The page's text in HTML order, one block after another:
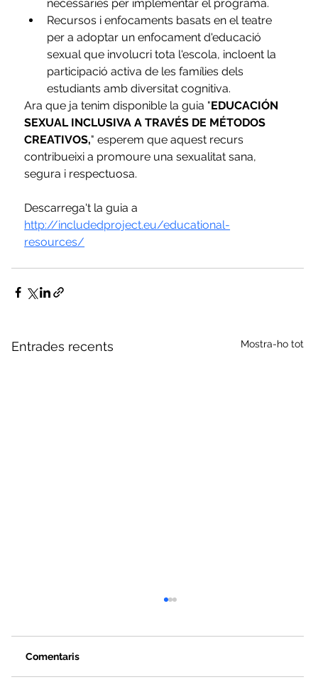
necessàries per implementar el programa.
Recursos i enfocaments basats en el teatre
per a adoptar un enfocament d'educació
sexual que involucri tota l'escola, incloent la
participació activa de les famílies dels
estudiants amb diversitat cognitiva.
Ara que ja tenim disponible la guia "EDUCACIÓN
SEXUAL INCLUSIVA A TRAVÉS DE MÉTODOS
CREATIVOS," esperem que aquest recurs
contribueixi a promoure una sexualitat sana,
segura i respectuosa.
Descarrega't la guia a
http://includedproject.eu/educational-
resources/
Entrades recents Mostra-ho tot
Comentaris